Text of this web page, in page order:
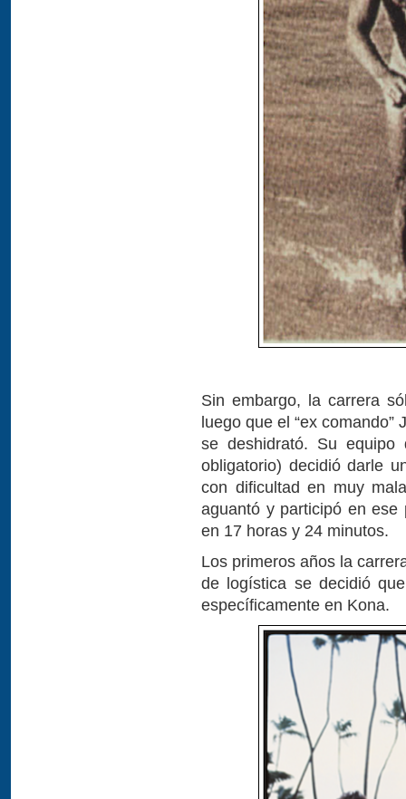
Sin embargo, la carrera
luego que el “ex
se deshidrató. Su
obligatorio) decidió darle
con dificultad en muy
aguantó y participó en ese
en 17 horas y 24 minutos.
Los primeros años la
de logística se decidió
específicamente en Kona.